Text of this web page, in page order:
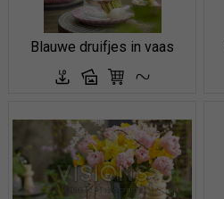
Blauwe druifjes in vaas